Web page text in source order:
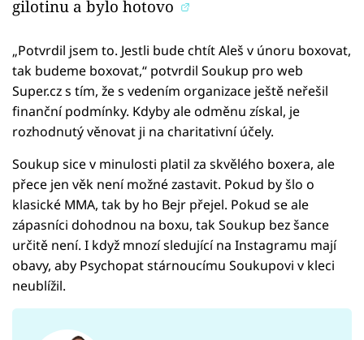
gilotinu a bylo hotovo
„Potvrdil jsem to. Jestli bude chtít Aleš v únoru boxovat,
tak budeme boxovat,“ potvrdil Soukup pro web
Super.cz s tím, že s vedením organizace ještě neřešil
finanční podmínky. Kdyby ale odměnu získal, je
rozhodnutý věnovat ji na charitativní účely.
Soukup sice v minulosti platil za skvělého boxera, ale
přece jen věk není možné zastavit. Pokud by šlo o
klasické MMA, tak by ho Bejr přejel. Pokud se ale
zápasníci dohodnou na boxu, tak Soukup bez šance
určitě není. I když mnozí sledující na Instagramu mají
obavy, aby Psychopat stárnoucímu Soukupovi v kleci
neublížil.